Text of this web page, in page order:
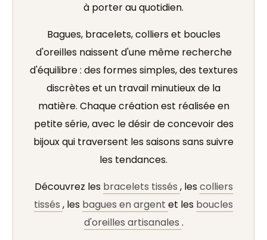
à porter au quotidien.
Bagues, bracelets, colliers et boucles
d'oreilles naissent d'une même recherche
d'équilibre : des formes simples, des textures
discrètes et un travail minutieux de la
matière. Chaque création est réalisée en
petite série, avec le désir de concevoir des
bijoux qui traversent les saisons sans suivre
les tendances.
Découvrez les bracelets tissés , lescolliers
tissés , les bagues en argent et les boucles
d'oreilles artisanales .